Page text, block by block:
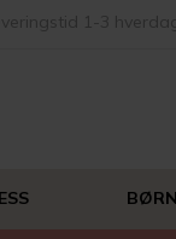
BØRN